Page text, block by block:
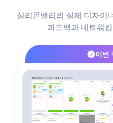
실리콘밸리의 실제 디자이
피드백과 네트워
이번